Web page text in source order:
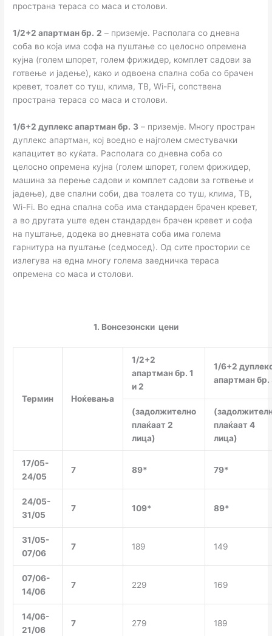
пространа тераса со маса и столови.
1/2+2 апартман бр. 2 – приземје. Располага со дневна
соба во која има софа на пуштање со целосно опремена
кујна (голем шпорет, голем фрижидер, комплет садови за
готвење и јадење), како и одвоена спална соба со брачен
кревет, тоалет со туш, клима, ТВ, Wi-Fi, сопствена
пространа тераса со маса и столови.
1/6+2 дуплекс апартман бр. 3 – приземје. Многу простран
дуплекс апартман, кој воедно е најголем сместувачки
капацитет во куќата. Располага со дневна соба со
целосно опремена кујна (голем шпорет, голем фрижидер,
машина за перење садови и комплет садови за готвење и
јадење), две спални соби, два тоалета со туш, клима, ТВ,
Wi-Fi. Во една спална соба има стандарден брачен кревет,
а во другата уште еден стандарден брачен кревет и софа
на пуштање, додека во дневната соба има голема
гарнитура на пуштање (седмосед). Од сите простории се
излегува на една многу голема заедничка тераса
опремена со маса и столови.
1. Вонсезонски цени
Термин Ноќевања
1/2+2
апартман бр. 1
и 2
1/6+2
апартман бр.
(задолжително
плаќаат 2
лица)
плаќаат 4
лица)
17/05-
24/05
7 89* 79*
24/05-
31/05
7 109* 89*
31/05-
07/06
7 189 149
07/06-
14/06
7 229 169
14/06-
21/06
7 279 189